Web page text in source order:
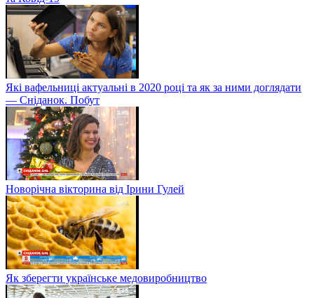
Які вафельниці актуальні в 2020 році та як за ними доглядати
— Сніданок. Побут
Новорічна вікторина від Ірини Гулей
Як зберегти українське медовиробництво